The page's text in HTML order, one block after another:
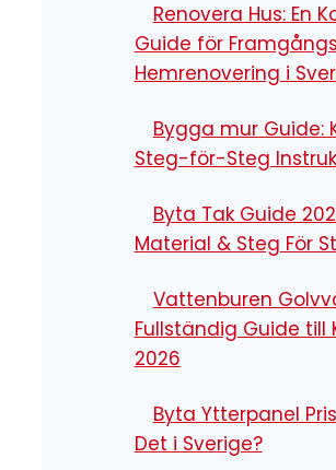
Renovera Hus: En
Guide för
Hemrenovering i
Bygga mur Guide:
Steg-för-Steg
Byta Tak Guide
Material & Steg För
Vattenburen
Fullständig Guide till
2026
Byta Ytterpanel
Det i Sverige?